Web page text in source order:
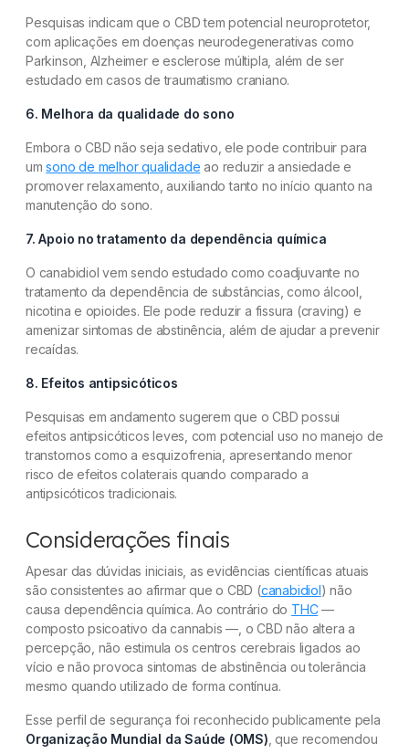
Pesquisas indicam que o CBD tem potencial neuroprotetor,
com aplicações em doenças neurodegenerativas como
Parkinson, Alzheimer e esclerose múltipla, além de ser
estudado em casos de traumatismo craniano.
6. Melhora da qualidade do sono
Embora o CBD não seja sedativo, ele pode contribuir para
umsono de melhor qualidade ao reduzir a ansiedade e
promover relaxamento, auxiliando tanto no início quanto na
manutenção do sono.
7. Apoio no tratamento da dependência química
O canabidiol vem sendo estudado como coadjuvante no
tratamento da dependência de substâncias, como álcool,
nicotina e opioides. Ele pode reduzir a fissura (craving) e
amenizar sintomas de abstinência, além de ajudar a prevenir
recaídas.
8. Efeitos antipsicóticos
Pesquisas em andamento sugerem que o CBD possui
efeitos antipsicóticos leves, com potencial uso no manejo de
transtornos como a esquizofrenia, apresentando menor
risco de efeitos colaterais quando comparado a
antipsicóticos tradicionais.
Considerações finais
Apesar das dúvidas iniciais, as evidências científicas atuais
são consistentes ao afirmar que o CBD (canabidiol) não
causa dependência química. Ao contrário do THC—
composto psicoativo da cannabis —, o CBD não altera a
percepção, não estimula os centros cerebrais ligados ao
vício e não provoca sintomas de abstinência ou tolerância
mesmo quando utilizado de forma contínua.
Esse perfil de segurança foi reconhecido publicamente pela
Organização Mundial da Saúde (OMS) , que recomendou